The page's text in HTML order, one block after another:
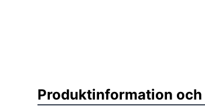
Produktinformation